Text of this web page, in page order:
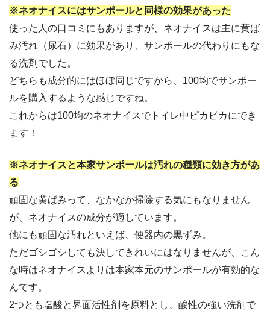
※ネオナイスにはサンポールと同様の効果があった
使った人の口コミにもありますが、ネオナイスは主に黄ば
み汚れ（尿石）に効果があり、サンポールの代わりにもな
る洗剤でした。
どちらも成分的にはほぼ同じですから、100均でサンポー
ルを購入するような感じですね。
これからは100均のネオナイスでトイレ中ピカピカにでき
ます！
※ネオナイスと本家サンポールは汚れの種類に効き方があ
る
頑固な黄ばみって、なかなか掃除する気にもなりません
が、ネオナイスの成分が適しています。
他にも頑固な汚れといえば、便器内の黒ずみ。
ただゴシゴシしても決してきれいにはなりませんが、こん
な時はネオナイスよりは本家本元のサンポールが有効的な
んです。
2つとも塩酸と界面活性剤を原料とし、酸性の強い洗剤で